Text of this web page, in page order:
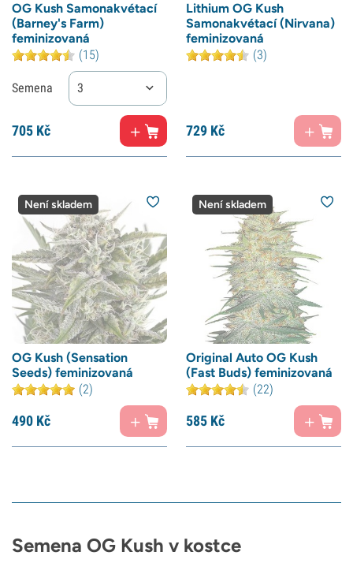
OG Kush Samonakvétací
(Barney's Farm)
feminizovaná
(15)
Semena 3
705 Kč
Lithium OG Kush
Samonakvétací (Nirvana)
feminizovaná
(3)
729 Kč
Není skladem
OG Kush (Sensation
Seeds) feminizovaná
(2)
490 Kč
Není skladem
Original Auto OG Kush
(Fast Buds) feminizovaná
(22)
585 Kč
Semena OG Kush v kostce